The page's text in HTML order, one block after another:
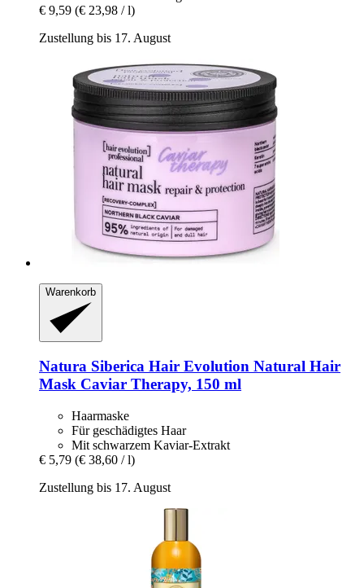
€ 9,59 (€ 23,98 / l)
Zustellung bis 17. August
Warenkorb
Natura Siberica Hair Evolution Natural Hair
Mask Caviar Therapy, 150 ml
Haarmaske
Für geschädigtes Haar
Mit schwarzem Kaviar-Extrakt
€ 5,79 (€ 38,60 / l)
Zustellung bis 17. August